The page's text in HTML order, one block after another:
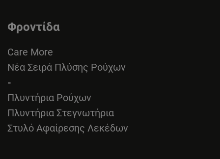
Φροντίδα
Care More
Νέα Σειρά Πλύσης Ρούχων
-
Πλυντήρια Ρούχων
Πλυντήρια Στεγνωτήρια
Στυλό Αφαίρεσης Λεκέδων